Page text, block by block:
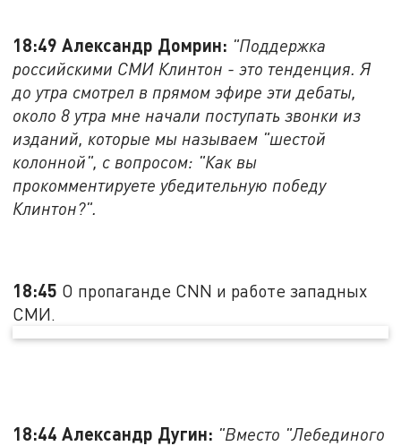
18:49 Александр Домрин: "Поддержка
российскими СМИ Клинтон - это тенденция. Я
до утра смотрел в прямом эфире эти дебаты,
около 8 утра мне начали поступать звонки из
изданий, которые мы называем "шестой
колонной", с вопросом: "Как вы
прокомментируете убедительную победу
Клинтон?".
18:45 О пропаганде CNN и работе западных
СМИ.
18:44 Александр Дугин: "Вместо "Лебединого